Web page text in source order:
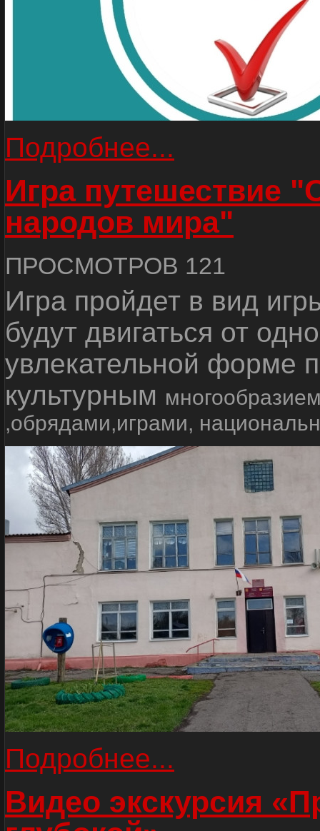
Подробнее...
Игра путешествие
народов мира"
ПРОСМОТРОВ 121
Игра пройдет в вид
будут двигаться от
увлекательной форме
культурным
,обрядами,играми,
Подробнее...
Видео экскурсия